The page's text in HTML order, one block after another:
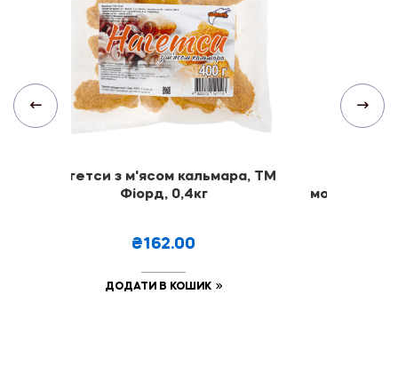
Нагетси з м'ясом кальмара, ТМ
Фіорд, 0,4кг
₴162.00
ДОДАТИ В КОШИК
морожена,